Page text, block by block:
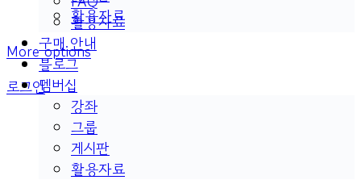
활용자료
More options
로그인
활용자료
구매 안내
블로그
멤버십
강좌
그룹
게시판
활용자료